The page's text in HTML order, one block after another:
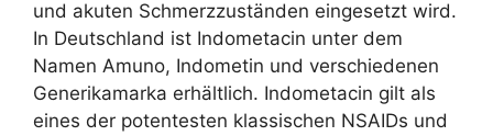
und akuten Schmerzzuständen eingesetzt wird.
In Deutschland ist Indometacin unter dem
Namen Amuno, Indometin und verschiedenen
Generikamarka erhältlich. Indometacin gilt als
eines der potentesten klassischen NSAIDs und